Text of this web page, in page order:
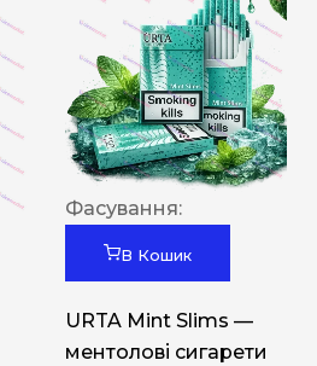
Фасування:
В Кошик
URTA Mint Slims —
ментолові сигарети